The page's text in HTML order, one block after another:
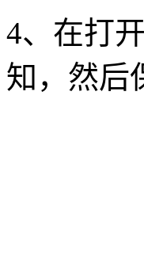
4、在打
知，然后